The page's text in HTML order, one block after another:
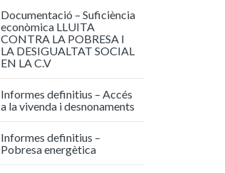
Documentació – Suficiència
econòmica LLUITA
CONTRA LA POBRESA I
LA DESIGUALTAT SOCIAL
EN LA C.V
Informes definitius – Accés
a la vivenda i desnonaments
Informes definitius –
Pobresa energètica